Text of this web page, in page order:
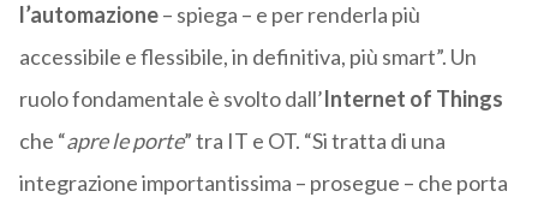
l’automazione– spiega – e per renderla più
accessibile e flessibile, in definitiva, più smart”. Un
ruolo fondamentale è svolto dall’Internet of Things
che “apre le porte” tra IT e OT. “Si tratta di una
integrazione importantissima – prosegue – che porta